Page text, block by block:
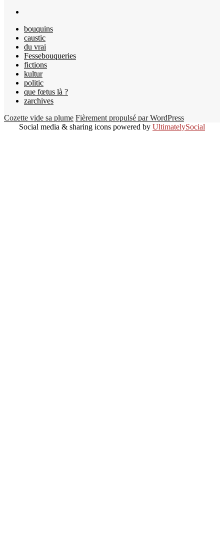
bouquins
caustic
du vrai
Fessebouqueries
fictions
kultur
politic
que fœtus là ?
zarchives
Cozette vide sa plume Fièrement propulsé par WordPress
Social media & sharing icons powered by UltimatelySocial